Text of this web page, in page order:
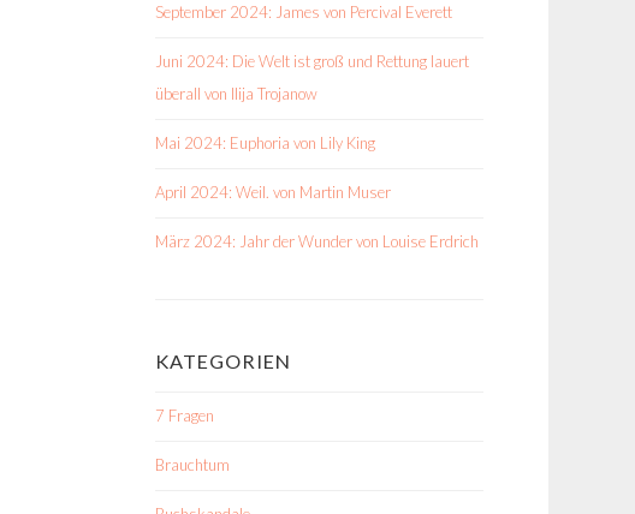
September 2024: James von Percival Everett
Juni 2024: Die Welt ist groß und Rettung lauert
überall von Ilija Trojanow
Mai 2024: Euphoria von Lily King
April 2024: Weil. von Martin Muser
März 2024: Jahr der Wunder von Louise Erdrich
KATEGORIEN
7 Fragen
Brauchtum